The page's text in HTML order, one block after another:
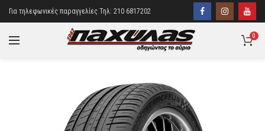
Για τηλεφωνικές παραγγελίες Τηλ: 210 6817202
0